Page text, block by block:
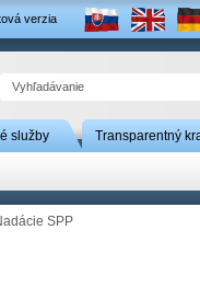
verzia
služby Transparentný
SPP